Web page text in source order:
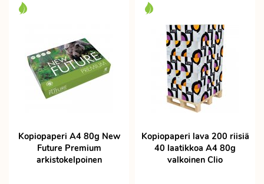
Kopiopaperi A4 80g New
Future Premium
arkistokelpoinen
Kopiopaperi lava 200 riisiä
40 laatikkoa A4 80g
valkoinen Clio